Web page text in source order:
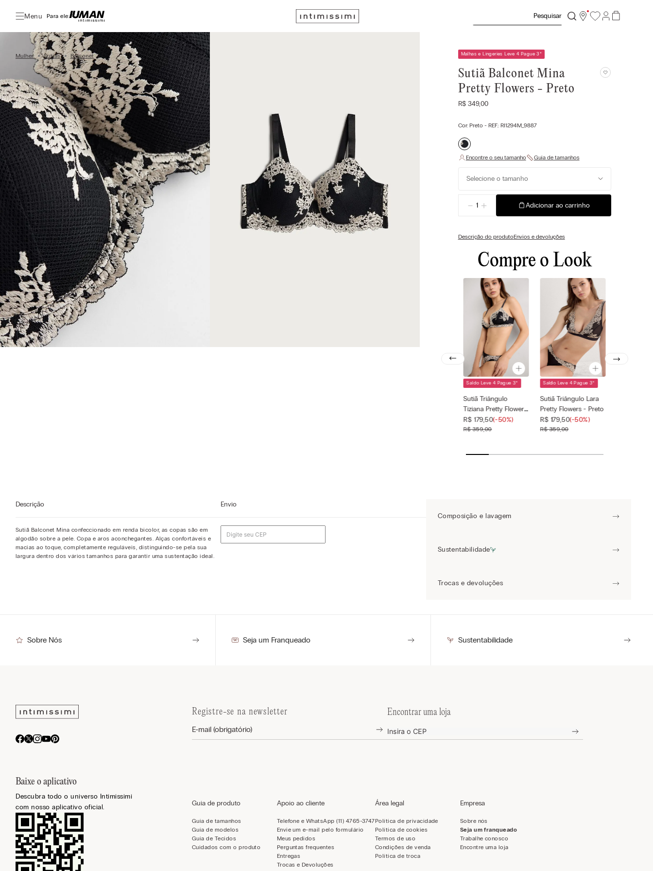
Menu Para ele:
Mulher Sutiãs Balconet Malhas e Lingeries Leve 4 Pague 3*
Sutiã Balconet Mina
Pretty Flowers - Preto
R$ 349,00
Cor: Preto- REF.: RI1294M_9887
Selecione o tamanho
＋
－ Adicionar ao carrinho
Descrição do produtoEnvios e devoluções
Compre o Look
Cor selecionada
Preto - 9887 -
Nero/Ivory
Tamanho
selecionado
Saldo Leve 4 Pague 3*
Sutiã Triângulo
Tiziana Pretty Flowers
- Preto
R$ 179,50(-50%)
R$ 359,00
Cor selecionada
Preto - 9887 -
Nero/Ivory
Tamanho
selecionado
Saldo Leve 4 Pague 3*
Sutiã Triângulo Lara
Pretty Flowers - Preto
R$ 179,50(-50%)
R$ 359,00
Descrição
Sutiã Balconet Mina confeccionado em renda bicolor, as copas são em
algodão sobre a pele. Copa e aros aconchegantes. Alças confortáveis e
macias ao toque, completamente reguláveis, distinguindo-se pela sua
largura dentro dos vários tamanhos para garantir uma sustentação ideal.
Envio
Composição e lavagem
Sustentabilidade
Trocas e devoluções
Sobre Nós Seja um Franqueado Sustentabilidade
Baixe o aplicativo
Descubra todo o universo Intimissimi
com nosso aplicativo oficial.
Registre-se na newsletter Encontrar uma loja
Guia de produto
Guia de tamanhos
Guia de modelos
Guia de Tecidos
Cuidados com o produto
Apoio ao cliente
Telefone e WhatsApp (11) 4765-3747
Envie um e-mail pelo formulário
Meus pedidos
Perguntas frequentes
Entregas
Trocas e Devoluções
Área legal
Política de privacidade
Política de cookies
Termos de uso
Condições de venda
Política de troca
Empresa
Sobre nós
Seja um franqueado
Trabalhe conosco
Encontre uma loja